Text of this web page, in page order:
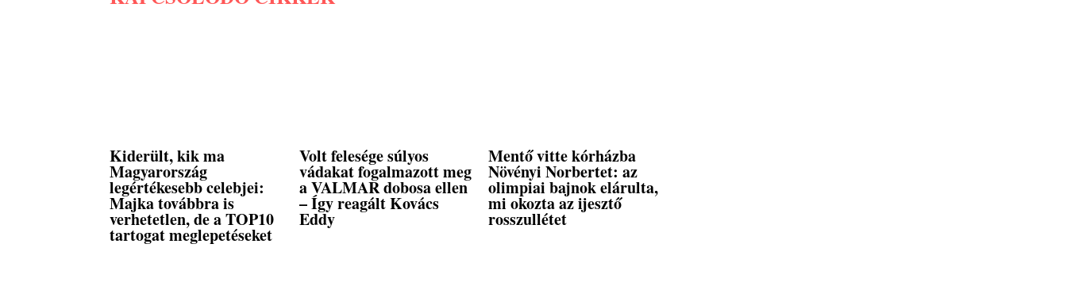
Kiderült, kik ma
Magyarország
legértékesebb celebjei:
Majka továbbra is
verhetetlen, de a TOP10
tartogat meglepetéseket
Volt felesége súlyos
vádakat fogalmazott meg
a VALMAR dobosa ellen
– Így reagált Kovács
Eddy
Mentő vitte kórházba
Növényi Norbertet: az
olimpiai bajnok elárulta,
mi okozta az ijesztő
rosszullétet